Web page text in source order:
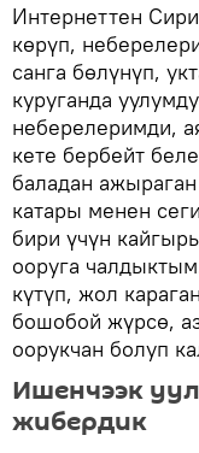
Интернеттен
көрүп,
санга бөлүнүп,
куруганда
неберелеримди,
кете бербейт
баладан
катары менен
бири үчүн
ооруга
күтүп, жол
бошобой жүрсө,
оорукчан болуп
Ишенчээк
жибердик